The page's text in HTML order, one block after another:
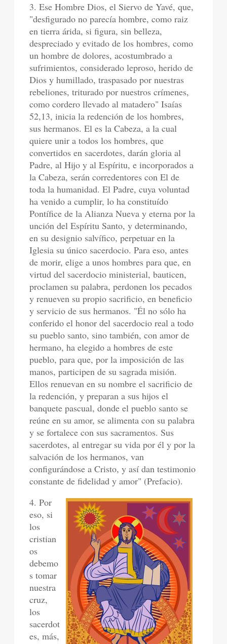
3. Ese Hombre Dios, el Siervo de Yavé, que,
"desfigurado no parecía hombre, como raiz
en tierra árida, si figura, sin belleza,
despreciado y evitado de los hombres, como
un hombre de dolores, acostumbrado a
sufrimientos, considerado leproso, herido de
Dios y humillado, traspasado por nuestras
rebeliones, triturado por nuestros crímenes,
como cordero llevado al matadero" Isaías
52,13, inicia la redención de los hombres,
sus hermanos. El es la Cabeza, a la cual
quiere unir a todos los hombres, que
convertidos en sacerdotes, darán gloria al
Padre, al Hijo y al Espíritu, e incorporados a
la Cabeza, serán corredentores con El de
toda la humanidad. El Padre, cuya voluntad
ha venido a cumplir, lo ha constituído
Pontífice de la Alianza Nueva y eterna por la
unción del Espíritu Santo, y determinando,
en su designio salvífico, perpetuar en la
Iglesia su único sacerdocio. Para eso, antes
de morir, elige a unos hombres para que, en
virtud del sacerdocio ministerial, bauticen,
proclamen su palabra, perdonen los pecados
y renueven su propio sacrificio, en beneficio
y servicio de sus hermanos. "Él no sólo ha
conferido el honor del sacerdocio real a todo
su pueblo santo, sino también, con amor de
hermano, ha elegido a hombres de este
pueblo, para que, por la imposición de las
manos, participen de su sagrada misión.
Ellos renuevan en su nombre el sacrificio de
la redención, y preparan a sus hijos el
banquete pascual, donde el pueblo santo se
reúne en su amor, se alimenta con su palabra
y se fortalece con sus sacramentos. Sus
sacerdotes, al entregar su vida por él y por la
salvación de los hermanos, van
configurándose a Cristo, y así dan testimonio
constante de fidelidad y amor" (Prefacio).
4. Por
eso, si
los
cristian
os
debemo
s tomar
nuestra
cruz,
los
sacerdot
es, más,